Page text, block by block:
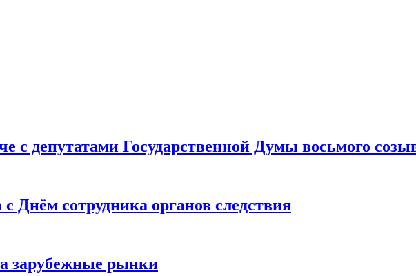
с депутатами Государственной Думы восьмого
Днём сотрудника органов следствия
зарубежные рынки